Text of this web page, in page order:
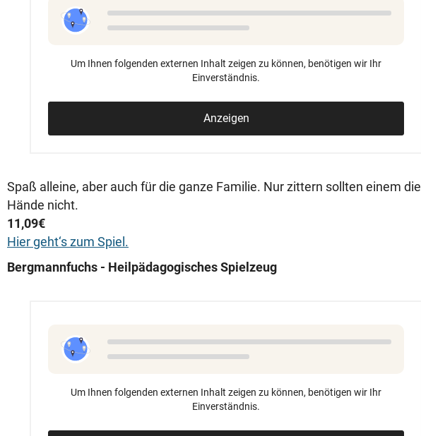
Um Ihnen folgenden externen Inhalt zeigen zu können, benötigen wir Ihr
Einverständnis.
Anzeigen
Spaß alleine, aber auch für die ganze Familie. Nur zittern sollten einem die
Hände nicht.
11,09€
Hier geht‘s zum Spiel.
Bergmannfuchs - Heilpädagogisches Spielzeug
Um Ihnen folgenden externen Inhalt zeigen zu können, benötigen wir Ihr
Einverständnis.